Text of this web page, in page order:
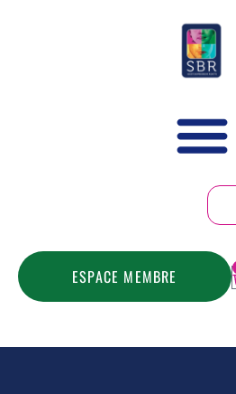
ESPACE MEMBRE